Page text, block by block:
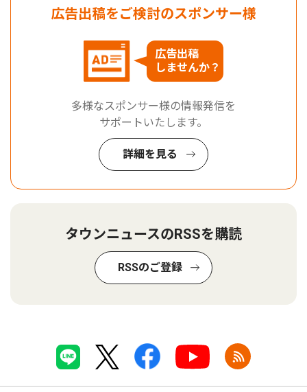
広告出稿をご検討のスポンサー様
広告出稿
しませんか？
多様なスポンサー様の情報発信を
サポートいたします。
詳細を見る
タウンニュースのRSSを購読
RSSのご登録